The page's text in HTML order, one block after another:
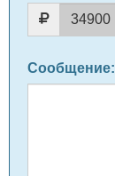
Сообщение: